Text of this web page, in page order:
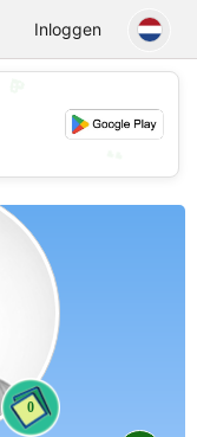
Inloggen
💖
0